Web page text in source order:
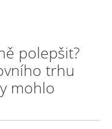
polepšit?
trhu
mohlo